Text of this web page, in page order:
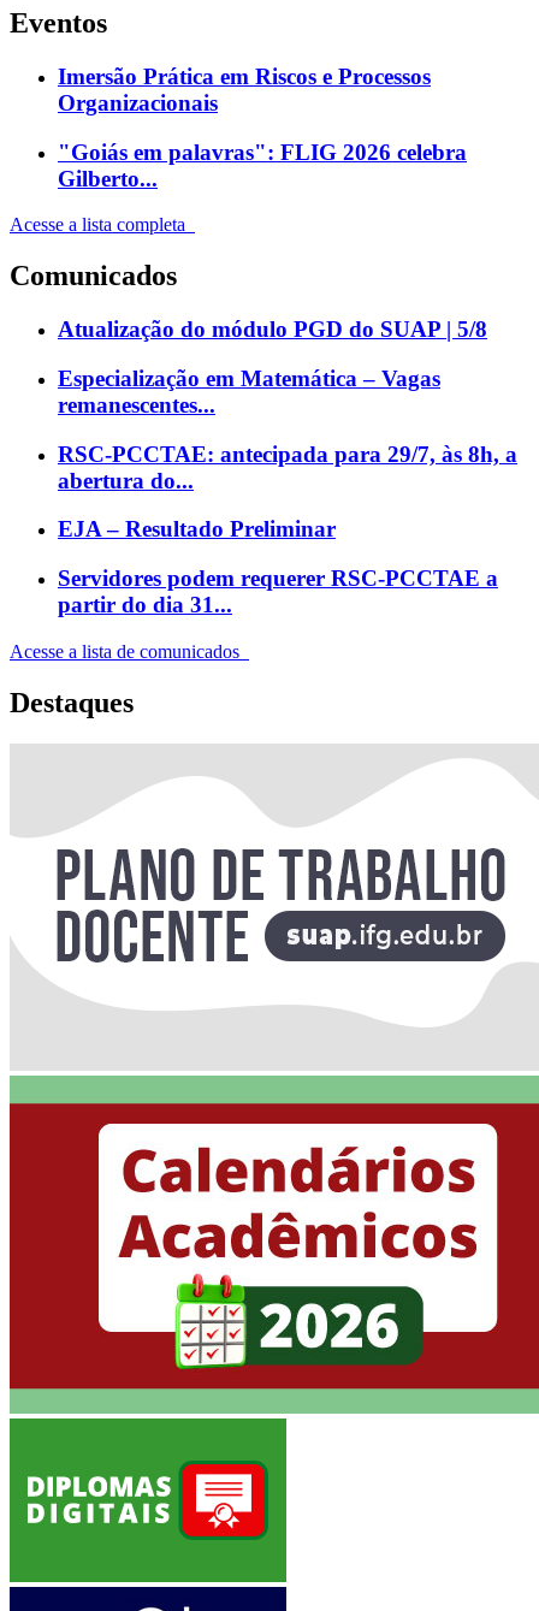
Eventos
Imersão Prática em Riscos e Processos
Organizacionais
"Goiás em palavras": FLIG 2026 celebra
Gilberto...
Acesse a lista completa
Comunicados
Atualização do módulo PGD do SUAP | 5/8
Especialização em Matemática – Vagas
remanescentes...
RSC-PCCTAE: antecipada para 29/7, às 8h, a
abertura do...
EJA – Resultado Preliminar
Servidores podem requerer RSC-PCCTAE a
partir do dia 31...
Acesse a lista de comunicados
Destaques